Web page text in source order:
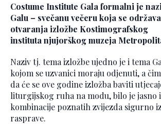
Costume Institute Gala formalni je
Galu – svečanu večeru koja se
otvaranja izložbe Kostimografskog
instituta njujorškog muzeja
Naziv tj. tema izložbe ujedno je i tema
kojom se uzvanici moraju odjenuti, a
da će se ove godine izložba baviti
liturgijskog ruha na modu, bilo je jasno
kombinacije poznatih zvijezda sigurno
rasprave.